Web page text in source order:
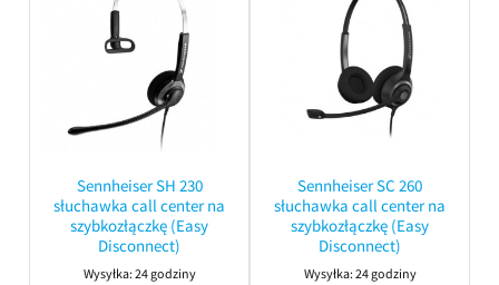
Sennheiser SH 230
słuchawka call center na
szybkozłączkę (Easy
Disconnect)
Wysyłka:24 godziny
Sennheiser SC 260
słuchawka call center na
szybkozłączkę (Easy
Disconnect)
Wysyłka:24 godziny